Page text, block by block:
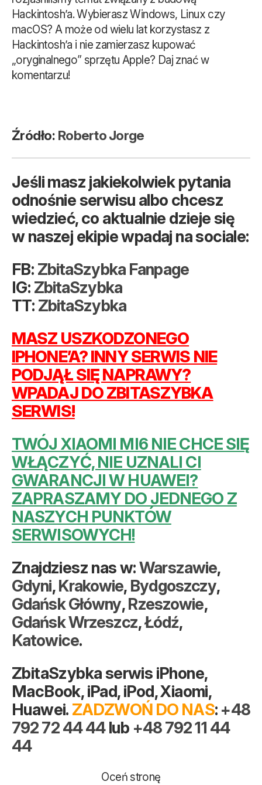
Hackintosh’a. Wybierasz Windows, Linux czy
macOS? A może od wielu lat korzystasz z
Hackintosh’a i nie zamierzasz kupować
„oryginalnego” sprzętu Apple? Daj znać w
komentarzu!
Źródło: Roberto Jorge
Jeśli masz jakiekolwiek pytania
odnośnie serwisu albo chcesz
wiedzieć, co aktualnie dzieje się
w naszej ekipie wpadaj na sociale:
FB: ZbitaSzybka Fanpage
IG: ZbitaSzybka
TT: ZbitaSzybka
MASZ USZKODZONEGO
IPHONE’A? INNY SERWIS NIE
PODJĄŁ SIĘ NAPRAWY?
WPADAJ DO ZBITASZYBKA
SERWIS!
TWÓJ XIAOMI MI6 NIE CHCE SIĘ
WŁĄCZYĆ, NIE UZNALI CI
GWARANCJI W HUAWEI?
ZAPRASZAMY DO JEDNEGO Z
NASZYCH PUNKTÓW
SERWISOWYCH!
Znajdziesz nas w:Warszawie,
Gdyni,Krakowie, Bydgoszczy,
Gdańsk Główny,Rzeszowie,
Gdańsk Wrzeszcz,Łódź,
Katowice.
ZbitaSzybka serwis iPhone,
MacBook, iPad, iPod, Xiaomi,
Huawei. ZADZWOŃ DO NAS: +48
792 72 44 44lub +48 792 11 44
44
Oceń stronę